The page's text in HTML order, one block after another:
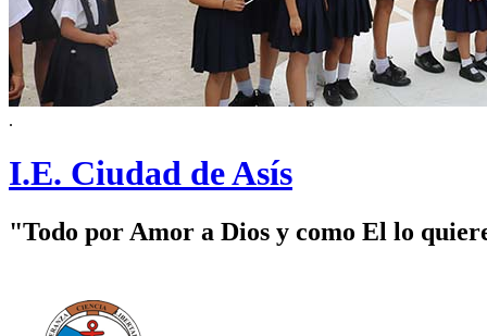
.
I.E. Ciudad de Asís
"Todo por Amor a Dios y como El lo